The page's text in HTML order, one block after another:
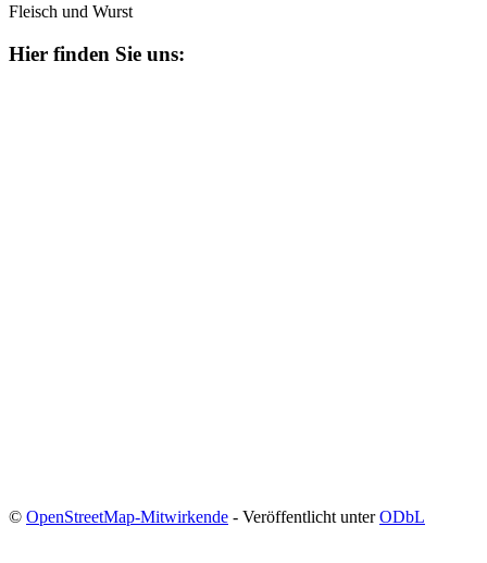
Fleisch und Wurst
Hier finden Sie uns:
© OpenStreetMap-Mitwirkende - Veröffentlicht unterODbL